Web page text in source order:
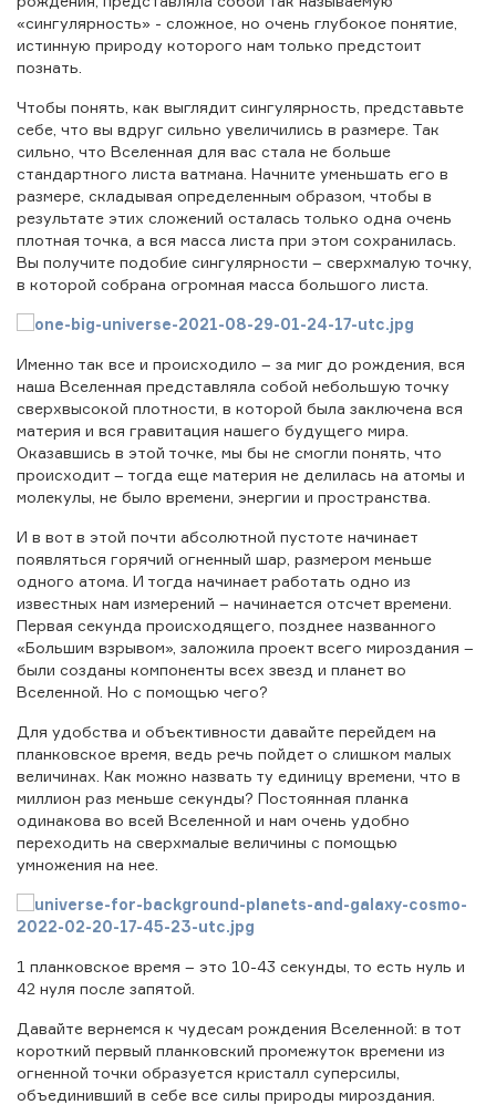
«сингулярность» - сложное, но очень глубокое понятие,
истинную природу которого нам только предстоит
познать.
Чтобы понять, как выглядит сингулярность, представьте
себе, что вы вдруг сильно увеличились в размере. Так
сильно, что Вселенная для вас стала не больше
стандартного листа ватмана. Начните уменьшать его в
размере, складывая определенным образом, чтобы в
результате этих сложений осталась только одна очень
плотная точка, а вся масса листа при этом сохранилась.
Вы получите подобие сингулярности – сверхмалую точку,
в которой собрана огромная масса большого листа.
Именно так все и происходило – за миг до рождения, вся
наша Вселенная представляла собой небольшую точку
сверхвысокой плотности, в которой была заключена вся
материя и вся гравитация нашего будущего мира.
Оказавшись в этой точке, мы бы не смогли понять, что
происходит – тогда еще материя не делилась на атомы и
молекулы, не было времени, энергии и пространства.
И в вот в этой почти абсолютной пустоте начинает
появляться горячий огненный шар, размером меньше
одного атома. И тогда начинает работать одно из
известных нам измерений – начинается отсчет времени.
Первая секунда происходящего, позднее названного
«Большим взрывом», заложила проект всего мироздания –
были созданы компоненты всех звезд и планет во
Вселенной. Но с помощью чего?
Для удобства и объективности давайте перейдем на
планковское время, ведь речь пойдет о слишком малых
величинах. Как можно назвать ту единицу времени, что в
миллион раз меньше секунды? Постоянная планка
одинакова во всей Вселенной и нам очень удобно
переходить на сверхмалые величины с помощью
умножения на нее.
1 планковское время – это 10-43 секунды, то есть нуль и
42 нуля после запятой.
Давайте вернемся к чудесам рождения Вселенной: в тот
короткий первый планковский промежуток времени из
огненной точки образуется кристалл суперсилы,
объединивший в себе все силы природы мироздания.